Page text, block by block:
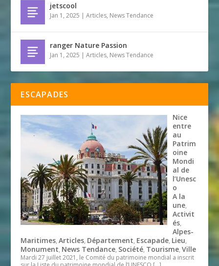
jetscool
Jan 1, 2025 |Articles, News Tendance
ranger Nature Passion
Jan 1, 2025 |Articles, News Tendance
ESCAPADES
Nice
entre
au
Patrim
oine
Mondi
al de
l’Unesc
o
A la
une,
Activit
és,
Alpes-
Maritimes,Articles, Département, Escapade, Lieu,
Monument, News Tendance, Société, Tourisme,Ville
Mardi 27 juillet 2021, le Comité du patrimoine mondial a inscrit